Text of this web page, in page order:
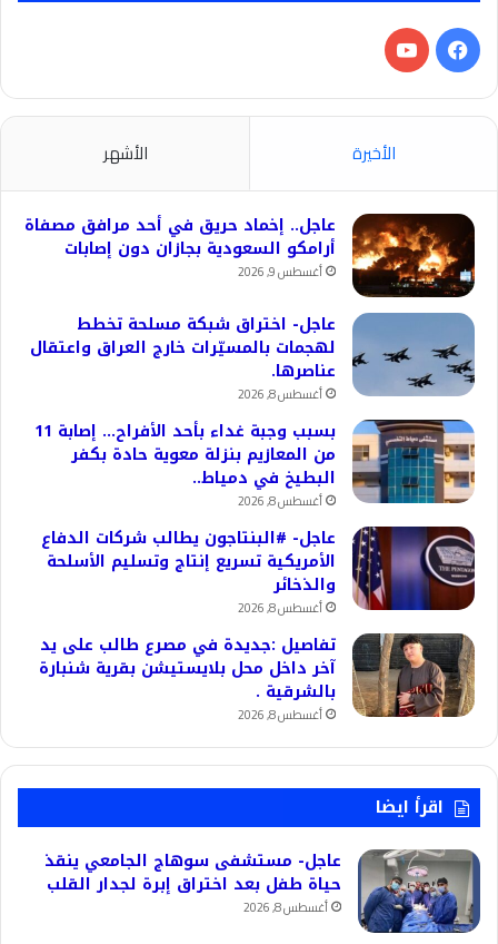
فيسبوك‫YouTube
الأخيرة الأشهر
عاجل.. إخماد حريق في أحد مرافق مصفاة
أرامكو السعودية بجازان دون إصابات
أغسطس 9, 2026
عاجل- اختراق شبكة مسلحة تخطط
لهجمات بالمسيّرات خارج العراق واعتقال
عناصرها.
أغسطس 8, 2026
بسبب وجبة غداء بأحد الأفراح… إصابة 11
من المعازيم بنزلة معوية حادة بكفر
البطيخ في دمياط..
أغسطس 8, 2026
عاجل- #البنتاجون يطالب شركات الدفاع
الأمريكية تسريع إنتاج وتسليم الأسلحة
والذخائر
أغسطس 8, 2026
تفاصيل :جديدة في مصرع طالب على يد
آخر داخل محل بلايستيشن بقرية شنبارة
بالشرقية .
أغسطس 8, 2026
اقرأ ايضا
عاجل- مستشفى سوهاج الجامعي ينقذ
حياة طفل بعد اختراق إبرة لجدار القلب
أغسطس 8, 2026